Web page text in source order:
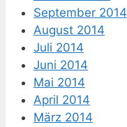
September 2014
August 2014
Juli 2014
Juni 2014
Mai 2014
April 2014
März 2014